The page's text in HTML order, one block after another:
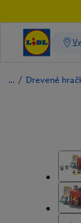
/ Drevené